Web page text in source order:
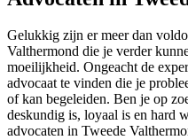
Gelukkig zijn er meer dan
Valthermond die je verder
moeilijkheid. Ongeacht de
advocaat te vinden die je
of kan begeleiden. Ben je op
deskundig is, loyaal is en hard
advocaten in Tweede